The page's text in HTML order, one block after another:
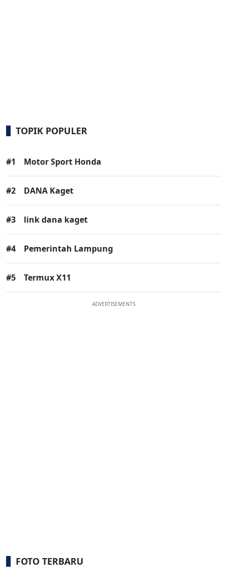
TOPIK POPULER
#1 Motor Sport Honda
#2 DANA Kaget
#3 link dana kaget
#4 Pemerintah Lampung
#5 Termux X11
ADVERTISEMENTS
FOTO TERBARU